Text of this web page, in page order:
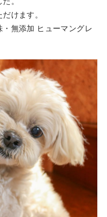
。
けます。
無添加 ヒューマングレ